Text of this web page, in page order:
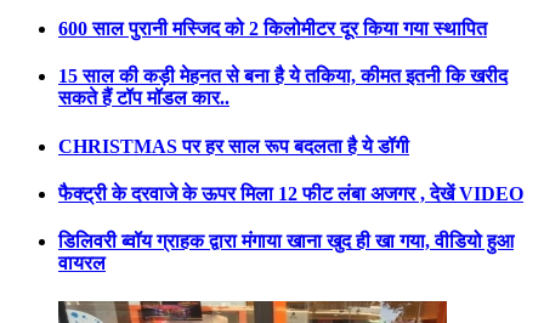
600 साल पुरानी मस्जिद को 2 किलोमीटर दूर किया गया स्थापित
15 साल की कड़ी मेहनत से बना है ये तकिया, कीमत इतनी कि खरीद
सकते हैं टॉप मॉडल कार..
CHRISTMAS पर हर साल रूप बदलता है ये डॉगी
फैक्ट्री के दरवाजे के ऊपर मिला 12 फीट लंबा अजगर , देखें VIDEO
डिलिवरी ब्वॉय ग्राहक द्वारा मंगाया खाना खुद ही खा गया, वीडियो हुआ
वायरल